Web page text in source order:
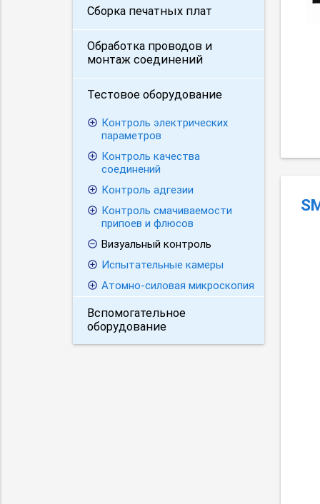
Сборка печатных плат
Обработка проводов и
монтаж соединений
Тестовое оборудование
Контроль электрических
параметров
Контроль качества
соединений
Контроль адгезии
Контроль смачиваемости
припоев и флюсов
Визуальный контроль
Испытательные камеры
Атомно-силовая микроскопия
Вспомогательное
оборудование